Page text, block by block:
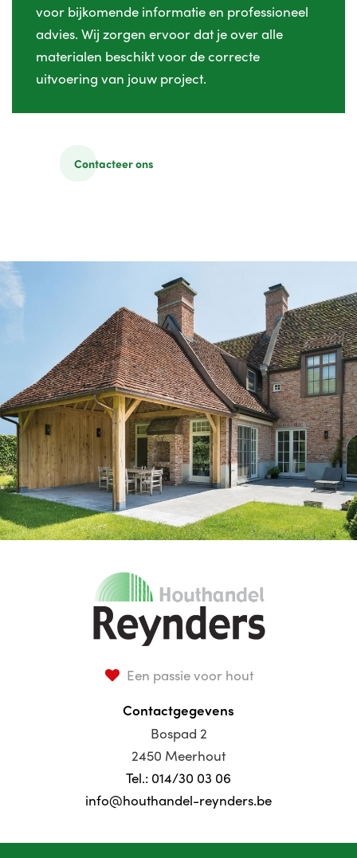
voor bijkomende informatie en professioneel
advies. Wij zorgen ervoor dat je over alle
materialen beschikt voor de correcte
uitvoering van jouw project.
Contacteer ons
Een passie voor hout
Contactgegevens
Bospad 2
2450 Meerhout
Tel.: 014/30 03 06
info@houthandel-reynders.be